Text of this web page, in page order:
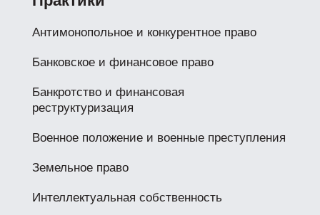
Антимонопольное и конкурентное право
Банковское и финансовое право
Банкротство и финансовая
реструктуризация
Военное положение и военные преступления
Земельное право
Интеллектуальная собственность